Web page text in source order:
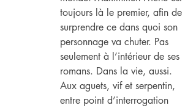
toujours là le premier, afin de
surprendre ce dans quoi son
personnage va chuter. Pas
seulement à l’intérieur de ses
romans. Dans la vie, aussi.
Aux aguets, vif et serpentin,
entre point d’interrogation